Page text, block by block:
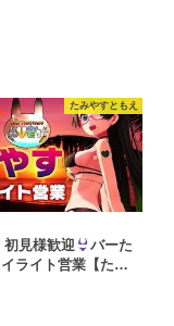
たみやすともえ
初見様歓迎
バーた
ライト営業【た…